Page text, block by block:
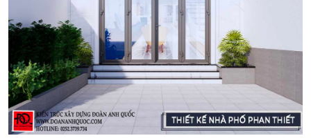
Hình:phối cảnh tổng thể phòng bếp – Khu vực bếp chữ L